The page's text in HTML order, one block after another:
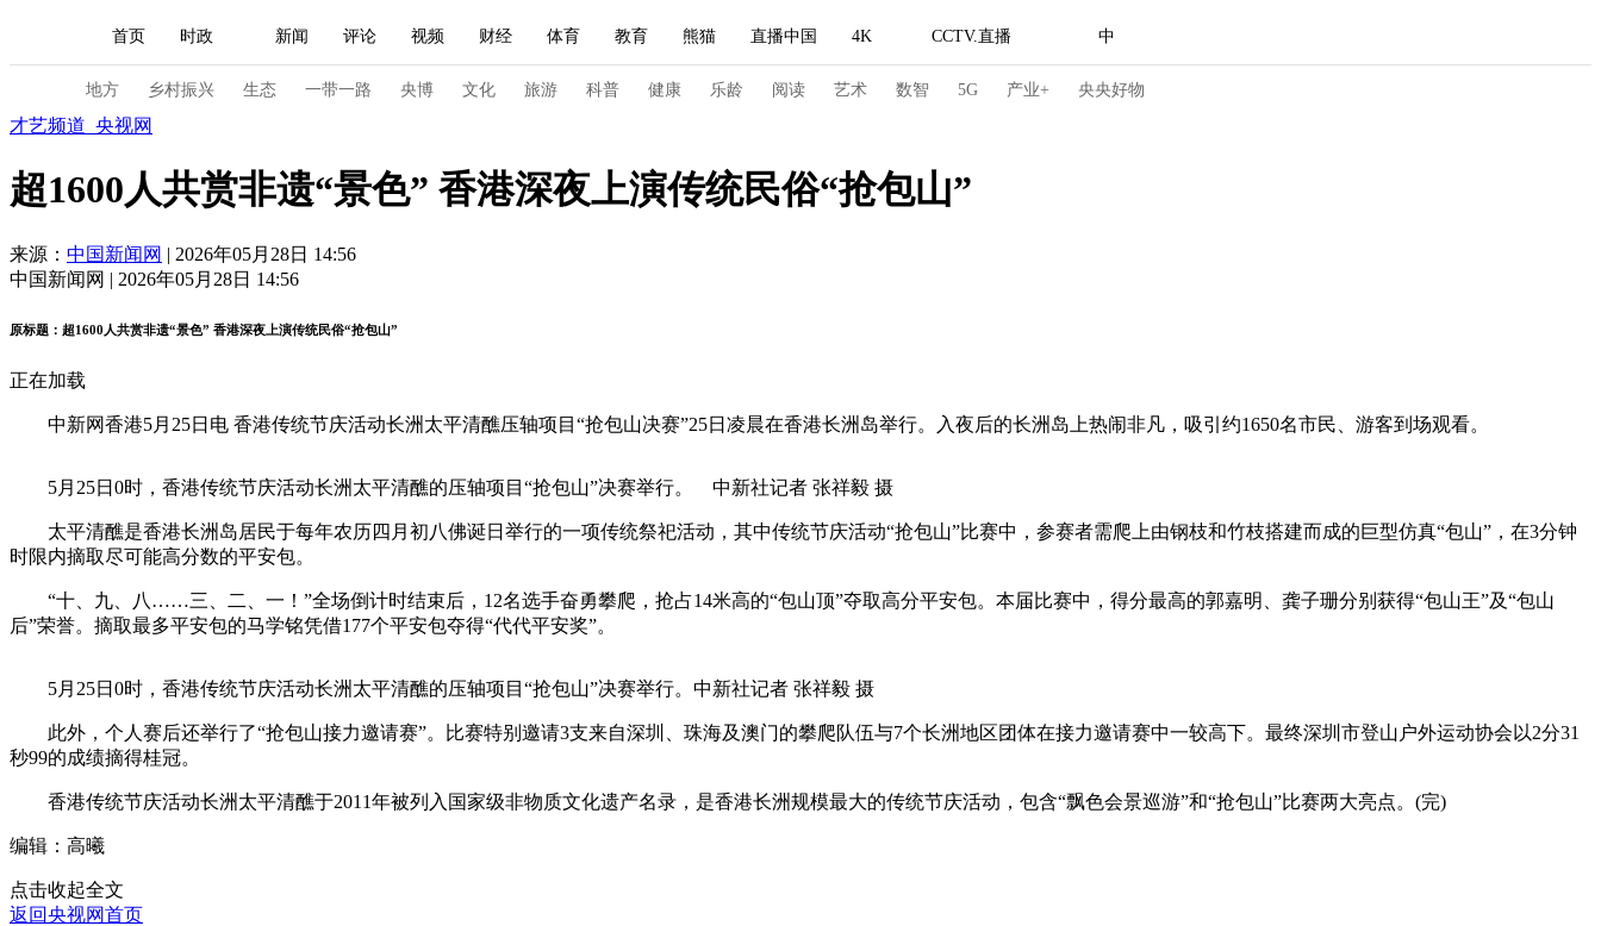
首页 时政 新闻 评论 视频 财经 体育 教育 熊猫 直播中国 4K CCTV.直播 中
人民领袖习近平 中国领导人 央视快评 习式妙语 热解读 天天学习
直播 栏目大全 节目单 听音 微视频 主持人 下载央视影音
海外频道 iPanda English Монгол
地方 乡村振兴 生态 一带一路 央博 文化 旅游 科普 健康 乐龄 阅读 艺术 数智 5G 产业+ 央央好物
总台春晚 网络春晚 共产党员网 秧纪录 纪录片网 国家大剧院 大型活动
新闻 国内 国际
现场 前线 比划 快看 蓝海中国 新兵请入列 人生第一次 人生第二次
财经 教育 乡村振兴
大国智造 大国展会 大国保险 云顶对话 云起 超级工厂 智敬中国 全民健康 颜选攻略 海洋 时尚 天气 才艺 网展 央央好物
CCTV.节目官网
才艺频道_央视网
超1600人共赏非遗“景色” 香港深夜上演传统民俗“抢包山”
来源： 中国新闻网 | 2026年05月28日 14:56
中国新闻网 | 2026年05月28日 14:56
原标题：超1600人共赏非遗“景色” 香港深夜上演传统民俗“抢包山”
正在加载
中新网香港5月25日电 香港传统节庆活动长洲太平清醮压轴项目“抢包山决赛”25日凌晨在香港长洲岛举行。入夜后的长洲岛上热闹非凡，吸引约1650名市民、游客到场观看。
5月25日0时，香港传统节庆活动长洲太平清醮的压轴项目“抢包山”决赛举行。 中新社记者 张祥毅 摄
太平清醮是香港长洲岛居民于每年农历四月初八佛诞日举行的一项传统祭祀活动，其中传统节庆活动“抢包山”比赛中，参赛者需爬上由钢枝和竹枝搭建而成的巨型仿真“包山”，在3分钟
时限内摘取尽可能高分数的平安包。
“十、九、八……三、二、一！”全场倒计时结束后，12名选手奋勇攀爬，抢占14米高的“包山顶”夺取高分平安包。本届比赛中，得分最高的郭嘉明、龚子珊分别获得“包山王”及“包山
后”荣誉。摘取最多平安包的马学铭凭借177个平安包夺得“代代平安奖”。
5月25日0时，香港传统节庆活动长洲太平清醮的压轴项目“抢包山”决赛举行。中新社记者 张祥毅 摄
此外，个人赛后还举行了“抢包山接力邀请赛”。比赛特别邀请3支来自深圳、珠海及澳门的攀爬队伍与7个长洲地区团体在接力邀请赛中一较高下。最终深圳市登山户外运动协会以2分31
秒99的成绩摘得桂冠。
香港传统节庆活动长洲太平清醮于2011年被列入国家级非物质文化遗产名录，是香港长洲规模最大的传统节庆活动，包含“飘色会景巡游”和“抢包山”比赛两大亮点。(完)
编辑：高曦
点击收起全文
返回央视网首页